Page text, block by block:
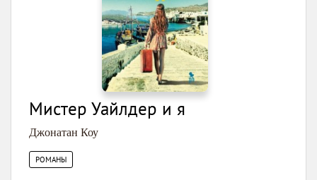
Мистер Уайлдер и я
Джонатан Коу
РОМАНЫ